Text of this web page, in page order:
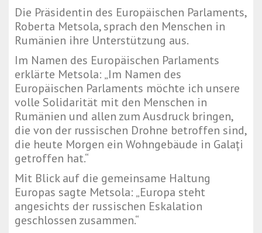
Die Präsidentin des Europäischen Parlaments,
Roberta Metsola, sprach den Menschen in
Rumänien ihre Unterstützung aus.
Im Namen des Europäischen Parlaments
erklärte Metsola: „Im Namen des
Europäischen Parlaments möchte ich unsere
volle Solidarität mit den Menschen in
Rumänien und allen zum Ausdruck bringen,
die von der russischen Drohne betroffen sind,
die heute Morgen ein Wohngebäude in Galați
getroffen hat.“
Mit Blick auf die gemeinsame Haltung
Europas sagte Metsola: „Europa steht
angesichts der russischen Eskalation
geschlossen zusammen.“